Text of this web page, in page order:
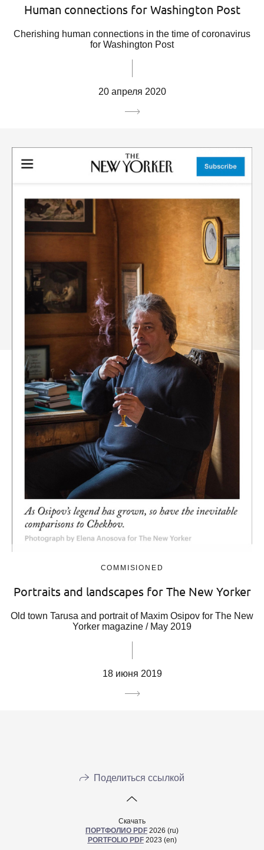
Human connections for Washington Post
Cherishing human connections in the time of coronavirus
for Washington Post
20 апреля 2020
COMMISIONED
Portraits and landscapes for The New Yorker
Old town Tarusa and portrait of Maxim Osipov for The New
Yorker magazine / May 2019
18 июня 2019
Поделиться ссылкой
Скачать
ПОРТФОЛИО PDF 2026 (ru)
PORTFOLIO PDF2023 (en)